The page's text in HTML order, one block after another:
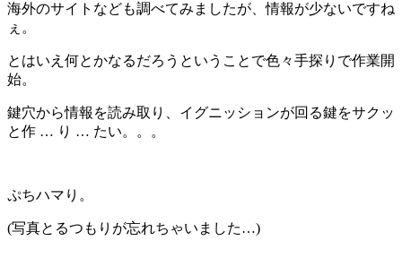
海外のサイトなども調べてみましたが、情報が少ないですね
ぇ。
とはいえ何とかなるだろうということで色々手探りで作業開
始。
鍵穴から情報を読み取り、イグニッションが回る鍵をサクッ
と作 … り … たい。。。
ぷちハマり。
(写真とるつもりが忘れちゃいました…)